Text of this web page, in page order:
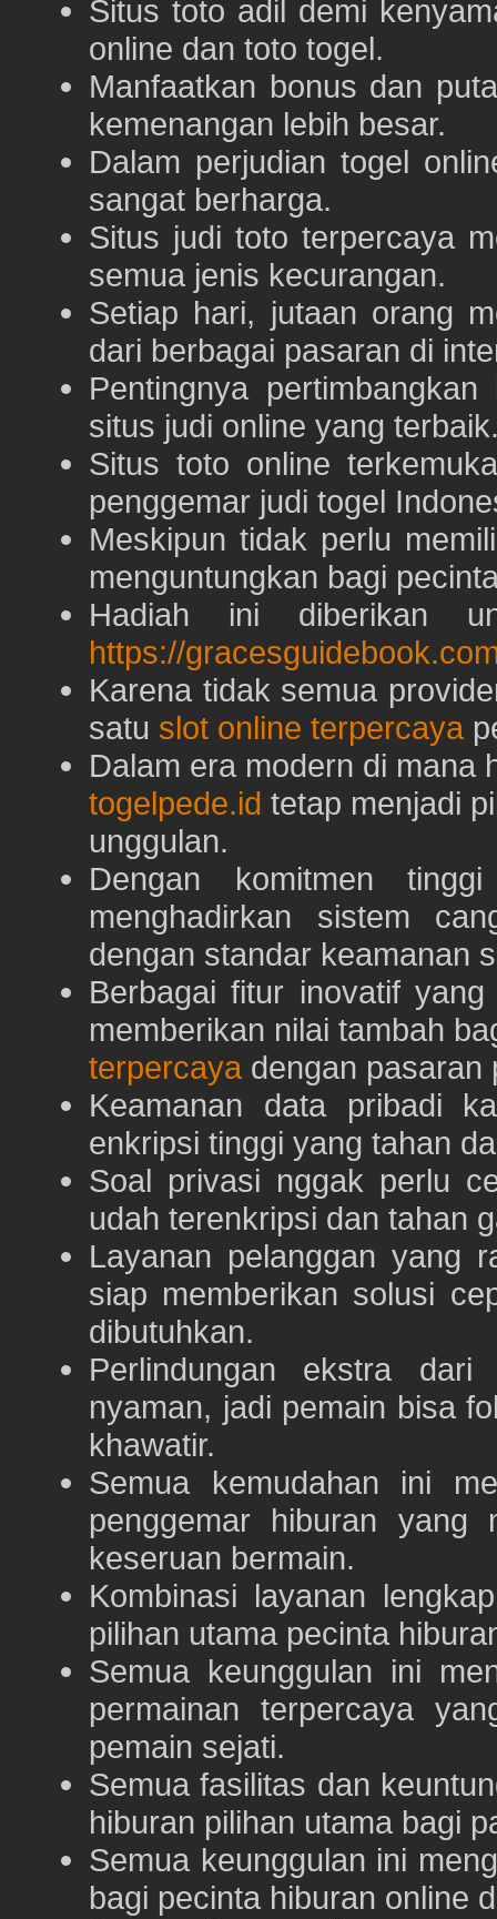
Situs toto adil demi
online dan toto togel.
Manfaatkan bonus dan
kemenangan lebih besar.
Dalam perjudian togel
sangat berharga.
Situs judi toto terpercaya
semua jenis kecurangan.
Setiap hari, jutaan orang
dari berbagai pasaran di
Pentingnya
situs judi online yang
Situs toto online
penggemar judi togel
Meskipun tidak perlu
menguntungkan bagi
Hadiah ini diberikan
https://
Karena tidak semua
satu slot online terpercaya
Dalam era modern di mana
togelpede.id tetap menjadi
unggulan.
Dengan komitmen
menghadirkan sistem
dengan standar keamanan
Berbagai fitur inovatif
memberikan nilai tambah
terpercaya dengan pasaran
Keamanan data pribadi
enkripsi tinggi yang tahan
Soal privasi nggak perlu
udah terenkripsi dan tahan
Layanan pelanggan yang
siap memberikan solusi
dibutuhkan.
Perlindungan ekstra dari
nyaman, jadi pemain bisa
khawatir.
Semua kemudahan ini
penggemar hiburan yang
keseruan bermain.
Kombinasi layanan
pilihan utama pecinta
Semua keunggulan ini
permainan terpercaya
pemain sejati.
Semua fasilitas dan
hiburan pilihan utama bagi
Semua keunggulan ini
bagi pecinta hiburan online